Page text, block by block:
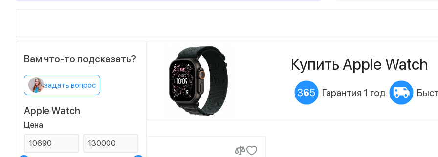
Вам что-то подсказать?
задать вопрос
Apple Watch
Цена
Купить Apple Watch
Гарантия 1 год